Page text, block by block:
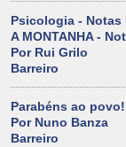
Psicologia - Notas
A MONTANHA -
Por Rui Grilo
Barreiro
Parabéns ao
Por Nuno Banza
Barreiro